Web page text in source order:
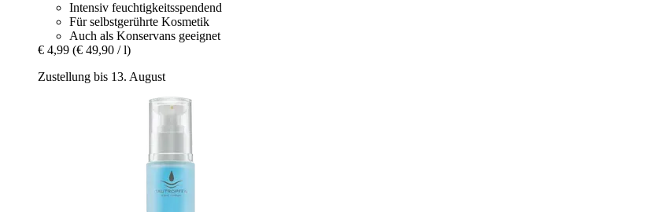
Intensiv feuchtigkeitsspendend
Für selbstgerührte Kosmetik
Auch als Konservans geeignet
€ 4,99 (€ 49,90 / l)
Zustellung bis 13. August